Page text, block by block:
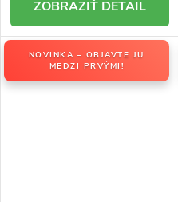
DETAIL
NOVINKA – OBJAVTE JU
MEDZI PRVÝMI!